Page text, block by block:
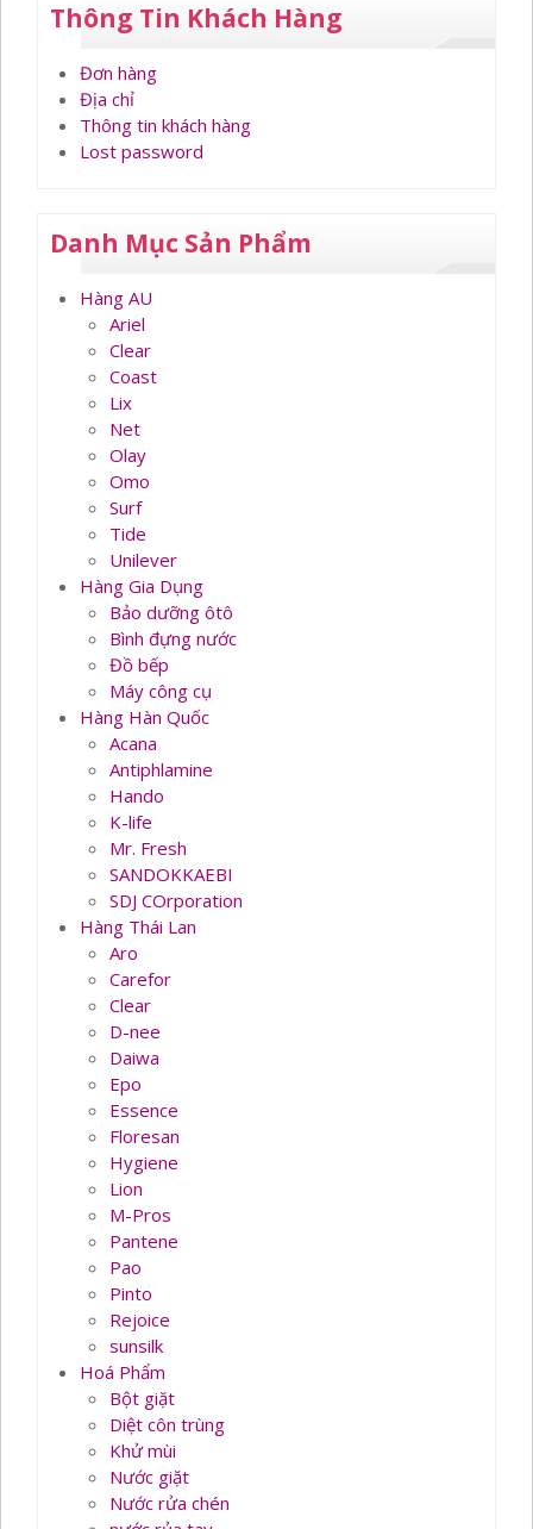
Thông Tin Khách Hàng
Đơn hàng
Địa chỉ
Thông tin khách hàng
Lost password
Danh Mục Sản Phẩm
Hàng AU
Ariel
Clear
Coast
Lix
Net
Olay
Omo
Surf
Tide
Unilever
Hàng Gia Dụng
Bảo dưỡng ôtô
Bình đựng nước
Đồ bếp
Máy công cụ
Hàng Hàn Quốc
Acana
Antiphlamine
Hando
K-life
Mr. Fresh
SANDOKKAEBI
SDJ COrporation
Hàng Thái Lan
Aro
Carefor
Clear
D-nee
Daiwa
Epo
Essence
Floresan
Hygiene
Lion
M-Pros
Pantene
Pao
Pinto
Rejoice
sunsilk
Hoá Phẩm
Bột giặt
Diệt côn trùng
Khử mùi
Nước giặt
Nước rửa chén